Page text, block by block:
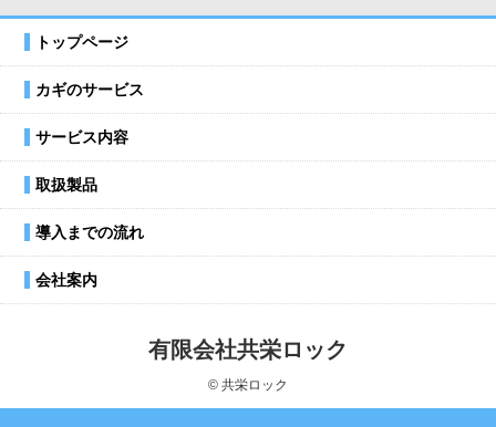
トップページ
カギのサービス
サービス内容
取扱製品
導入までの流れ
会社案内
有限会社共栄ロック
© 共栄ロック